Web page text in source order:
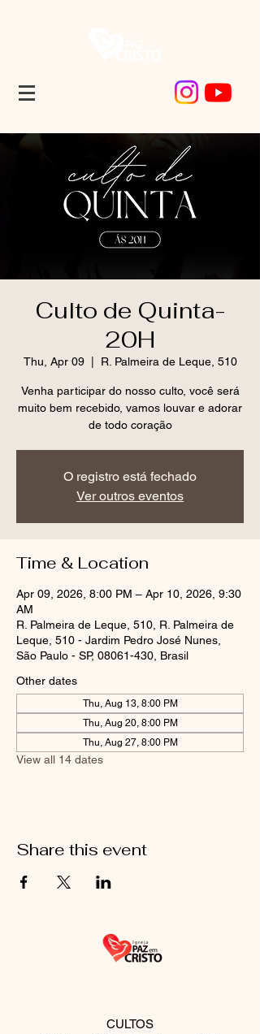
Culto de Quinta-
20H
Thu, Apr 09
  |
R. Palmeira de Leque, 510
Venha participar do nosso culto, você será
muito bem recebido, vamos louvar e adorar
de todo coração
O registro está fechado
Ver outros eventos
Time & Location
Apr 09, 2026, 8:00 PM – Apr 10, 2026, 9:30
AM
R. Palmeira de Leque, 510, R. Palmeira de
Leque, 510 - Jardim Pedro José Nunes,
São Paulo - SP, 08061-430, Brasil
Other dates
Thu, Aug 13, 8:00 PM
Thu, Aug 20, 8:00 PM
Thu, Aug 27, 8:00 PM
View all 14 dates
Share this event
CULTOS